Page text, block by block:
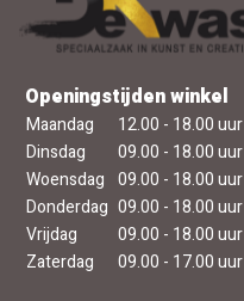
Openingstijden winkel
Maandag
12.00 - 18.00 uur
Dinsdag
09.00 - 18.00 uur
Woensdag 09.00 - 18.00 uur
Donderdag 09.00 - 18.00 uur
Vrijdag
09.00 - 18.00 uur
Zaterdag
09.00 - 17.00 uur